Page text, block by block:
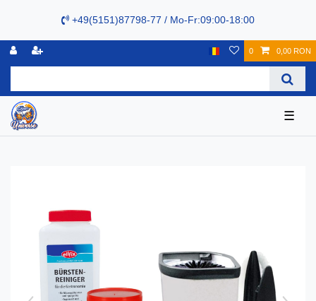
+49(5151)87798-77 / Mo-Fr:09:00-18:00
0 0,00 RON
☰